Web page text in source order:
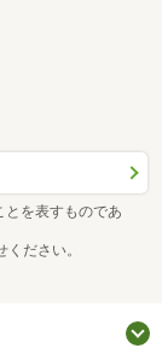
を表すものであ
ださい。